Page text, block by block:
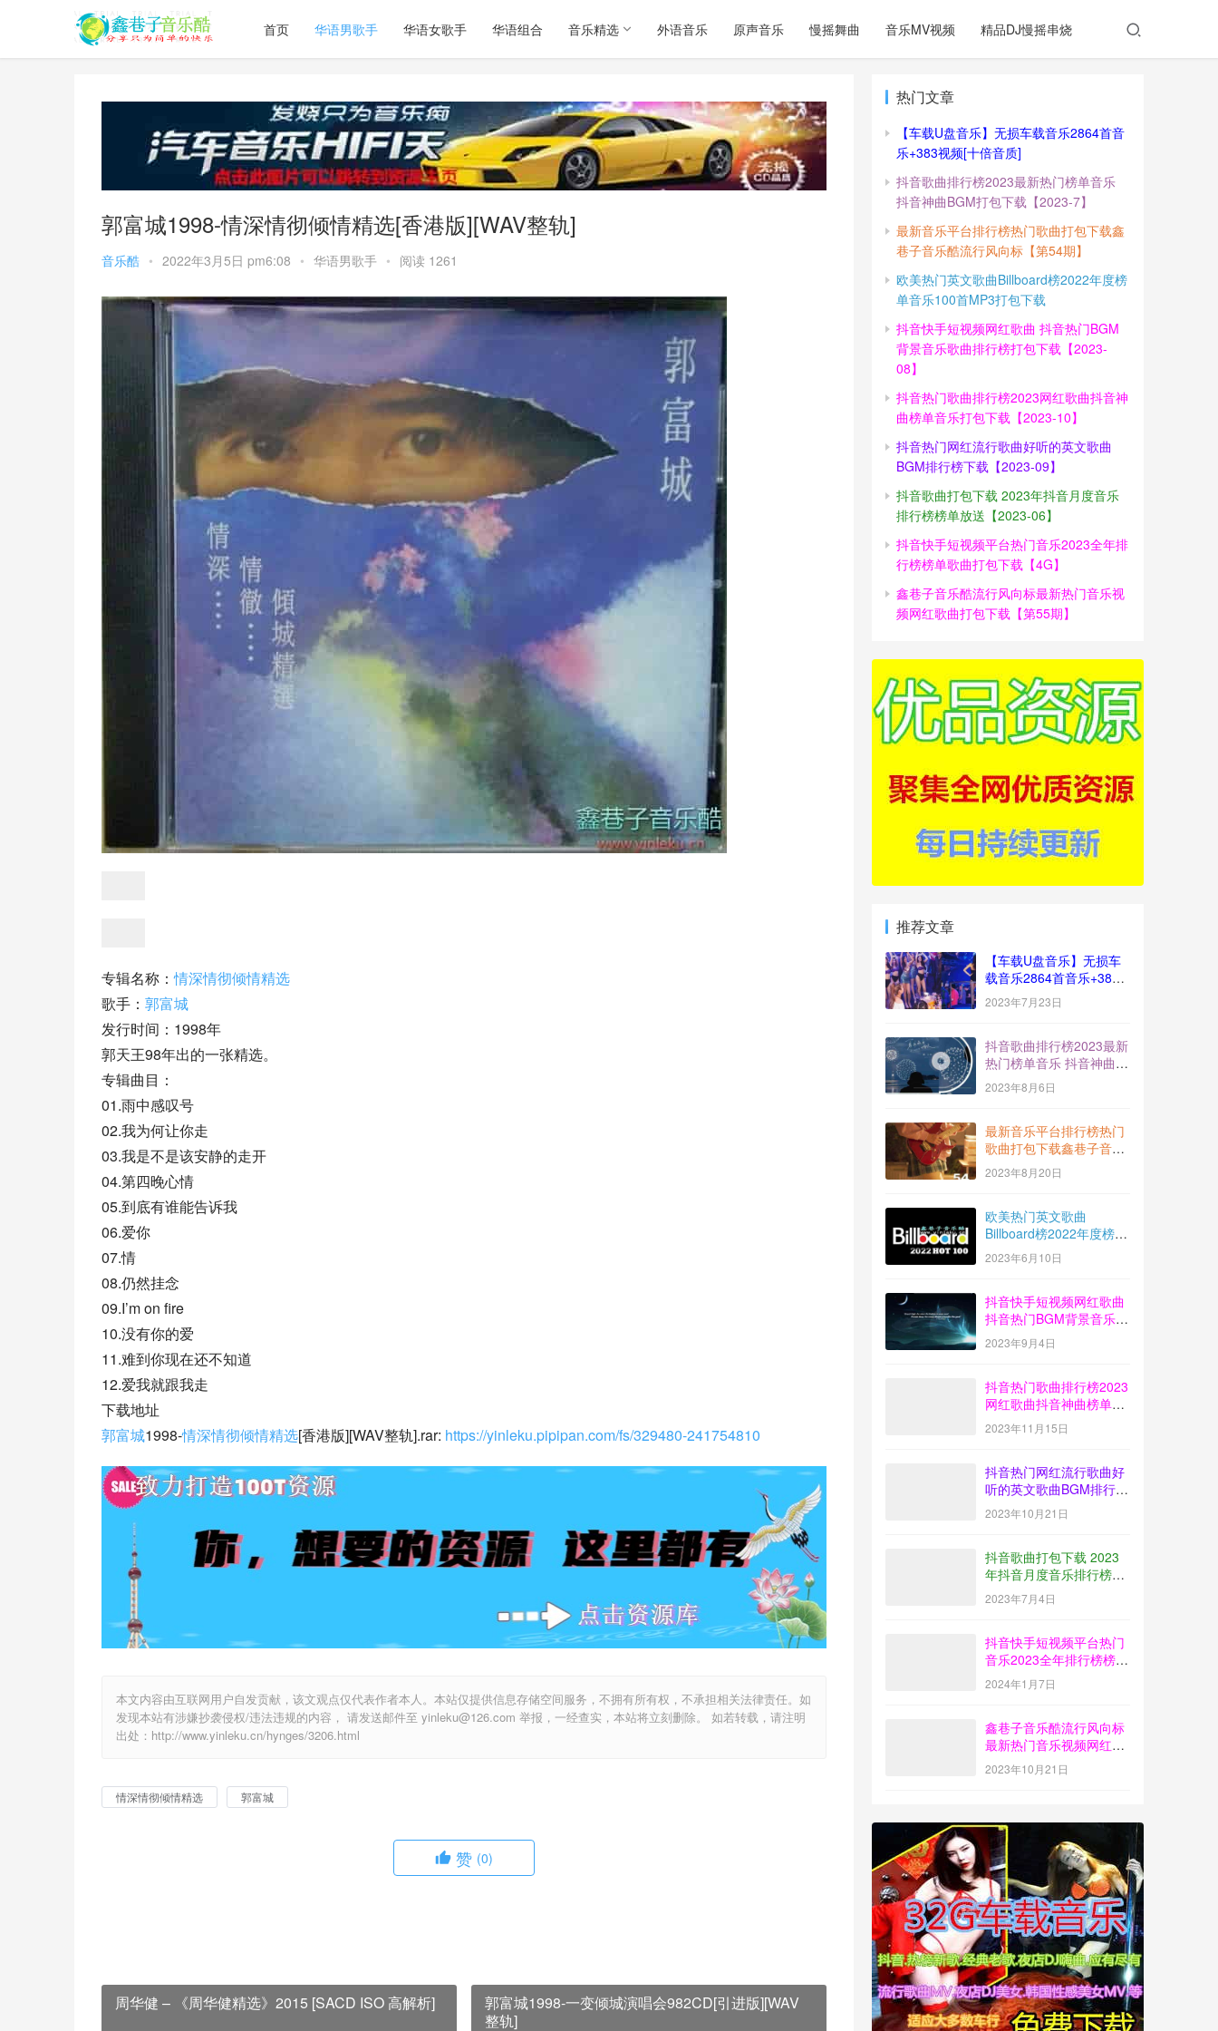
首页 华语男歌手 华语女歌手 华语组合 音乐精选 外语音乐 原声音乐 慢摇舞曲 音乐MV视频 精品DJ慢摇串烧
郭富城1998-情深情彻倾情精选[香港版][WAV整轨]
音乐酷 • 2022年3月5日 pm6:08 • 华语男歌手 • 阅读 1261
专辑名称：情深情彻倾情精选
歌手： 郭富城
发行时间：1998年
郭天王98年出的一张精选。
专辑曲目：
01.雨中感叹号
02.我为何让你走
03.我是不是该安静的走开
04.第四晚心情
05.到底有谁能告诉我
06.爱你
07.情
08.仍然挂念
09.I’m on fire
10.没有你的爱
11.难到你现在还不知道
12.爱我就跟我走
下载地址
郭富城1998-情深情彻倾情精选[香港版][WAV整轨].rar: https://yinleku.pipipan.com/fs/329480-241754810
本文内容由互联网用户自发贡献，该文观点仅代表作者本人。本站仅提供信息存储空间服务，不拥有所有权，不承担相关法律责任。如
发现本站有涉嫌抄袭侵权/违法违规的内容， 请发送邮件至 yinleku@126.com 举报，一经查实，本站将立刻删除。 如若转载，请注明
出处：http://www.yinleku.cn/hynges/3206.html
情深情彻倾情精选 郭富城
赞 (0)
周华健 – 《周华健精选》2015 [SACD ISO 高解析]
郭富城1998-一变倾城演唱会982CD[引进版][WAV
整轨]
热门文章
【车载U盘音乐】无损车载音乐2864首音
乐+383视频[十倍音质]
抖音歌曲排行榜2023最新热门榜单音乐
抖音神曲BGM打包下载【2023-7】
最新音乐平台排行榜热门歌曲打包下载鑫
巷子音乐酷流行风向标【第54期】
欧美热门英文歌曲Billboard榜2022年度榜
单音乐100首MP3打包下载
抖音快手短视频网红歌曲 抖音热门BGM
背景音乐歌曲排行榜打包下载【2023-
08】
抖音热门歌曲排行榜2023网红歌曲抖音神
曲榜单音乐打包下载【2023-10】
抖音热门网红流行歌曲好听的英文歌曲
BGM排行榜下载【2023-09】
抖音歌曲打包下载 2023年抖音月度音乐
排行榜榜单放送【2023-06】
抖音快手短视频平台热门音乐2023全年排
行榜榜单歌曲打包下载【4G】
鑫巷子音乐酷流行风向标最新热门音乐视
频网红歌曲打包下载【第55期】
推荐文章
【车载U盘音乐】无损车
载音乐2864首音乐+383
视频[十倍音质]
2023年7月23日
抖音歌曲排行榜2023最新
热门榜单音乐 抖音神曲
BGM打包下载【2023-
7】
2023年8月6日
最新音乐平台排行榜热门
歌曲打包下载鑫巷子音乐
酷流行风向标【第54期】
2023年8月20日
欧美热门英文歌曲
Billboard榜2022年度榜单
音乐100首MP3打包下载
2023年6月10日
抖音快手短视频网红歌曲
抖音热门BGM背景音乐歌
曲排行榜打包下载
【2023-08】
2023年9月4日
抖音热门歌曲排行榜2023
网红歌曲抖音神曲榜单音
乐打包下载【2023-10】
2023年11月15日
抖音热门网红流行歌曲好
听的英文歌曲BGM排行榜
下载【2023-09】
2023年10月21日
抖音歌曲打包下载 2023
年抖音月度音乐排行榜榜
单放送【2023-06】
2023年7月4日
抖音快手短视频平台热门
音乐2023全年排行榜榜单
歌曲打包下载【4G】
2024年1月7日
鑫巷子音乐酷流行风向标
最新热门音乐视频网红歌
曲打包下载【第55期】
2023年10月21日